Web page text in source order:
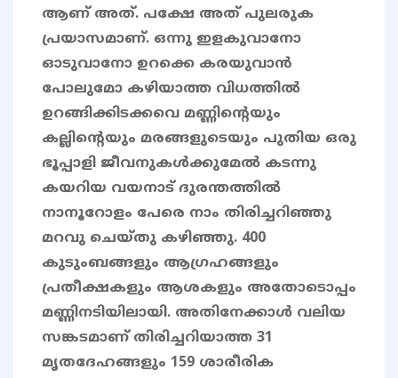
ആണ് അത്. പക്ഷേ അത് പുലരുക
പ്രയാസമാണ്. ഒന്നു ഇളകുവാനോ
ഓടുവാനോ ഉറക്കെ കരയുവാൻ
പോലുമോ കഴിയാത്ത വിധത്തിൽ
ഉറങ്ങിക്കിടക്കവെ മണ്ണിന്റെയും
കല്ലിന്റെയും മരങ്ങളുടെയും പുതിയ ഒരു
ഭൂപ്പാളി ജീവനുകൾക്കുമേൽ കടന്നു
കയറിയ വയനാട് ദുരന്തത്തിൽ
നാനൂറോളം പേരെ നാം തിരിച്ചറിഞ്ഞു
മറവു ചെയ്തു കഴിഞ്ഞു. 400
കുടുംബങ്ങളും ആഗ്രഹങ്ങളും
പ്രതീക്ഷകളും ആശകളും അതോടൊപ്പം
മണ്ണിനടിയിലായി. അതിനേക്കാൾ വലിയ
സങ്കടമാണ് തിരിച്ചറിയാത്ത 31
മൃതദേഹങ്ങളും 159 ശാരീരിക